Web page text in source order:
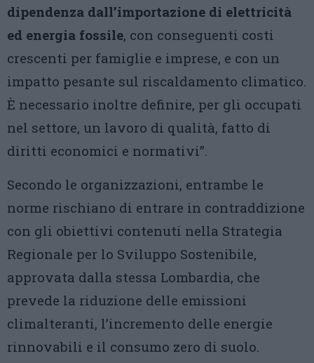
dipendenza dall’importazione di elettricità
ed energia fossile, con conseguenti costi
crescenti per famiglie e imprese, e con un
impatto pesante sul riscaldamento climatico.
È necessario inoltre definire, per gli occupati
nel settore, un lavoro di qualità, fatto di
diritti economici e normativi”.
Secondo le organizzazioni, entrambe le
norme rischiano di entrare in contraddizione
con gli obiettivi contenuti nella Strategia
Regionale per lo Sviluppo Sostenibile,
approvata dalla stessa Lombardia, che
prevede la riduzione delle emissioni
climalteranti, l’incremento delle energie
rinnovabili e il consumo zero di suolo.